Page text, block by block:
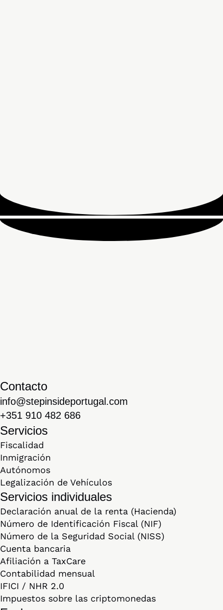
Contacto
info@stepinsideportugal.com
+351 910 482 686
Servicios
Fiscalidad
Inmigración
Autónomos
Legalización de Vehículos
Servicios individuales
Declaración anual de la renta (Hacienda)
Número de Identificación Fiscal (NIF)
Número de la Seguridad Social (NISS)
Cuenta bancaria
Afiliación a TaxCare
Contabilidad mensual
IFICI / NHR 2.0
Impuestos sobre las criptomonedas